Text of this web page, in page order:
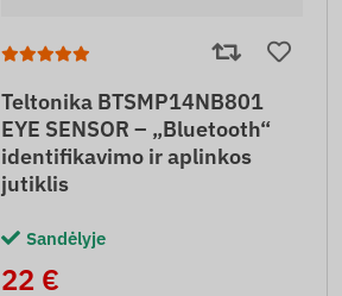
Teltonika BTSMP14NB801
EYE SENSOR – „Bluetooth“
identifikavimo ir aplinkos
jutiklis
Sandėlyje
22 €